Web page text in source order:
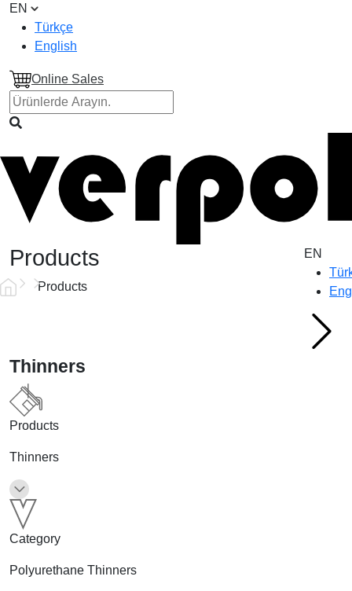
EN
Türkçe
English
Online Sales
EN
Products
Products
Thinners
Products
Thinners
Category
Polyurethane Thinners